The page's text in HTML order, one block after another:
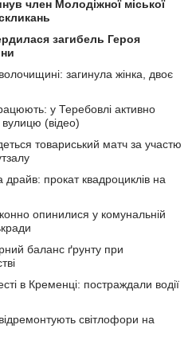
член Молодіжної міської
загибель Героя
загинула жінка, двоє
у Теребовлі активно
(відео)
товариський матч за участю
драйв: прокат квадроциклів на
опинилися у комунальній
баланс ґрунту при
в Кременці: постраждали водії
світлофори на